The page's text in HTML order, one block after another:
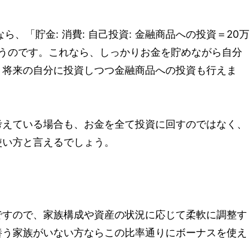
、「貯金: 消費: 自己投資: 金融商品への投資＝20万
のです。これなら、しっかりお金を貯めながら自分
来の自分に投資しつつ金融商品への投資も行えま
ている場合も、お金を全て投資に回すのではなく、
方と言えるでしょう。
ので、家族構成や資産の状況に応じて柔軟に調整す
家族がいない方ならこの比率通りにボーナスを使え